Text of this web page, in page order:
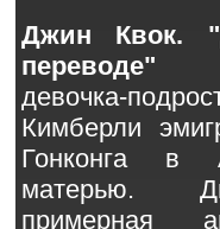
Джин Квок.
переводе"
девочка-
Кимберли
Гонконга в
матерью.
примерная